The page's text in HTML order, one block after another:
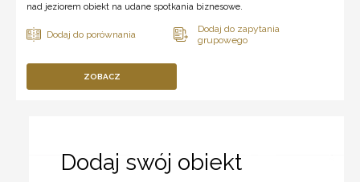
nad jeziorem obiekt na udane spotkania biznesowe.
ZOBACZ
Dodaj swój obiekt